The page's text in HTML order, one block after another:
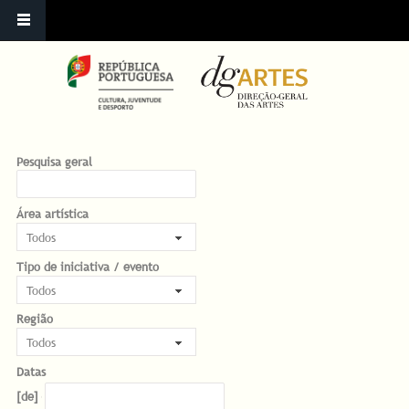
Pesquisa geral
Área artística
Tipo de iniciativa / evento
Região
Datas
Datas
Date